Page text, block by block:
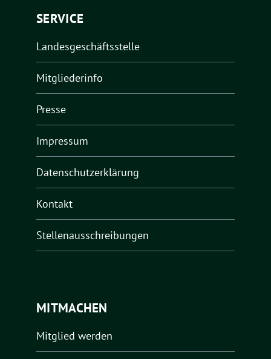
SERVICE
Landesgeschäftsstelle
Mitgliederinfo
Presse
Impressum
Datenschutzerklärung
Kontakt
Stellenausschreibungen
MITMACHEN
Mitglied werden